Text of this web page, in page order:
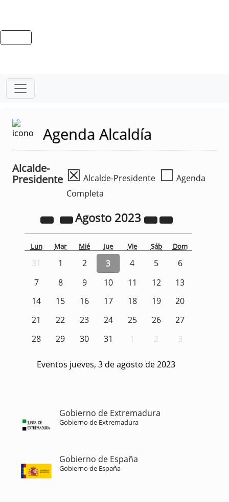
Agenda Alcaldía
Alcalde-
Presidente ☒ Alcalde-Presidente ☐ Agenda
Completa
Agosto 2023
Lun Mar Mié Jue Vie Sáb Dom
31 1 2 3 4 5
6
7
8 9 10 11 12
13
14
15 16 17 18 19
20
21
22 23 24 25 26
27
28
29 30 31 1 2 3
Eventos jueves, 3 de agosto de 2023
Gobierno de Extremadura
Gobierno de Extremadura
Gobierno de España
Gobierno de España